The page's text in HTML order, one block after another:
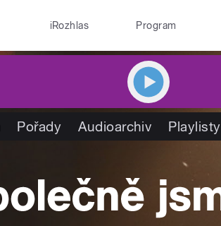
iRozhlas Program
Pořady Audioarchiv Playlisty